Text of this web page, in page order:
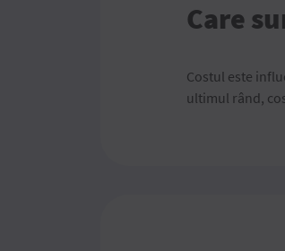
Care
Costul este
ultimul rând,